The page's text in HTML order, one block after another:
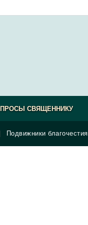
Подвижники благочестия
СВЯЩЕННИКУ